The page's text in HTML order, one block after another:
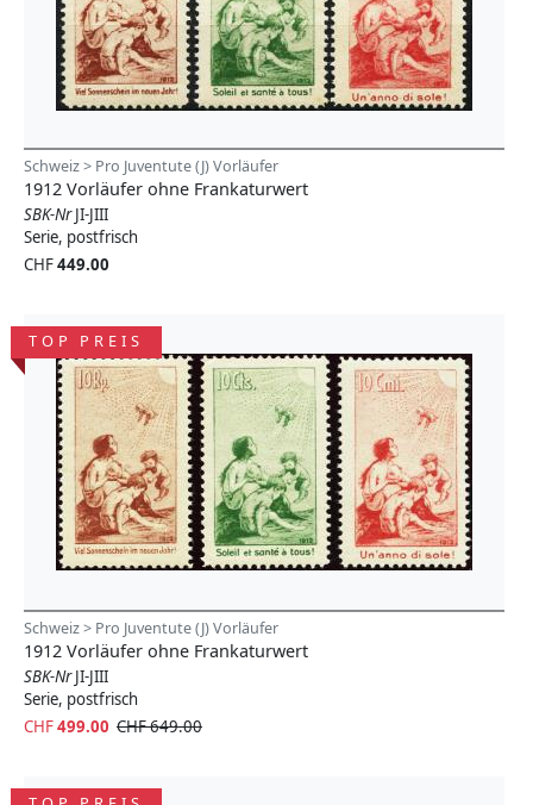
Schweiz > Pro Juventute (J) Vorläufer
1912 Vorläufer ohne Frankaturwert
SBK-NrJI-JIII
Serie, postfrisch
CHF449.00
TOP PREIS
Schweiz > Pro Juventute (J) Vorläufer
1912 Vorläufer ohne Frankaturwert
SBK-NrJI-JIII
Serie, postfrisch
CHF499.00 CHF 649.00